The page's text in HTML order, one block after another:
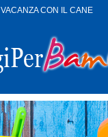
VACANZA CON IL CANE
PER
BAMBINI